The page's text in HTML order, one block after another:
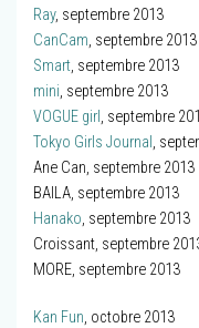
Ray, septembre 2013
CanCam, septembre 2013
Smart, septembre 2013
mini, septembre 2013
VOGUE girl , septembre
Tokyo Girls Journal ,
Ane Can, septembre 2013
BAILA, septembre 2013
Hanako, septembre 2013
Croissant, septembre
MORE, septembre 2013
Kan Fun, octobre 2013